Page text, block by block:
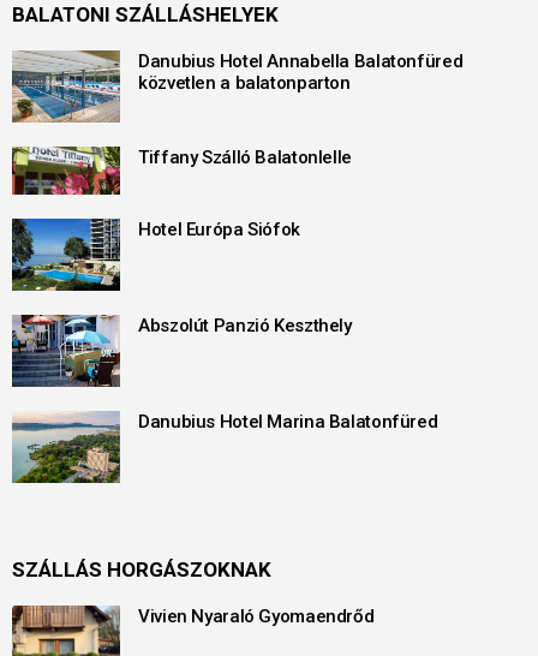
BALATONI SZÁLLÁSHELYEK
Danubius Hotel Annabella Balatonfüred
közvetlen a balatonparton
Tiffany Szálló Balatonlelle
Hotel Európa Siófok
Abszolút Panzió Keszthely
Danubius Hotel Marina Balatonfüred
SZÁLLÁS HORGÁSZOKNAK
Vivien Nyaraló Gyomaendrőd